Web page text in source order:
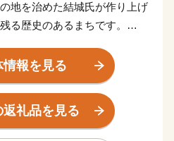
地を治めた結城氏が作り上げ
る歴史のあるまちです。
かでも比較的安定した農業地
、首都圏の生鮮野菜供給地と
ト・トウモロコシなどの露地
されています。
情報を見る
礼品を見る